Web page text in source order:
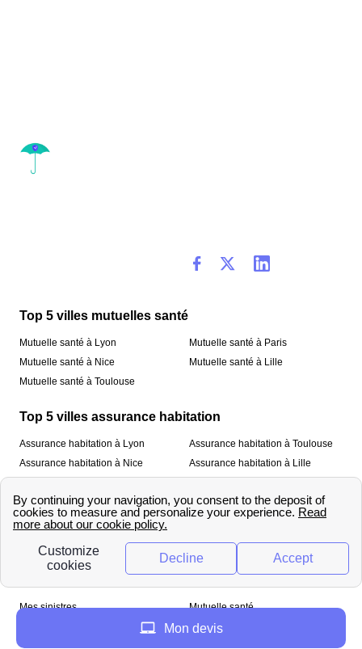
Top 5 villes mutuelles santé
Mutuelle santé à Lyon
Mutuelle santé à Nice
Mutuelle santé à Toulouse
Mutuelle santé à Paris
Mutuelle santé à Lille
Top 5 villes assurance habitation
Assurance habitation à Lyon
Assurance habitation à Nice
Assurance habitation à Toulouse
Assurance habitation à Lille
À propos
Qui sommes-nous ? Mentions légales
Mes sinistres
Mutuelle santé
Mon devis